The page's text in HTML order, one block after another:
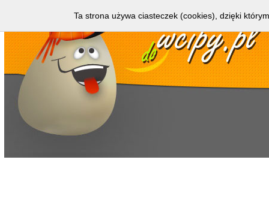
Ta strona używa ciasteczek (cookies), dzięki